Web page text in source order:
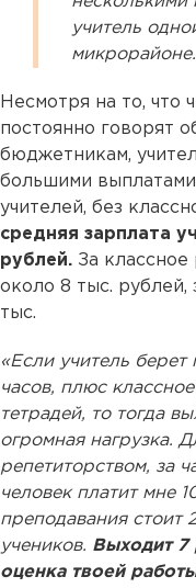
учитель
микрорайоне.
Несмотря на то, что
постоянно говорят
бюджетникам,
большими
учителей, без
средняя зарплата
рублей. За
около 8 тыс. рублей,
тыс.
«Если учитель
часов, плюс
тетрадей, то тогда
огромная нагрузка.
репетиторством, за
человек платит мне
преподавания стоит
учеников. Выходит 7
оценка твоей